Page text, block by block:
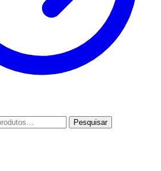
Pesquisar